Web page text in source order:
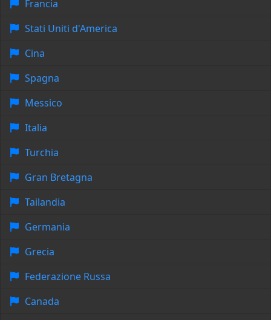
Francia
Stati Uniti d'America
Cina
Spagna
Messico
Italia
Turchia
Gran Bretagna
Tailandia
Germania
Grecia
Federazione Russa
Canada